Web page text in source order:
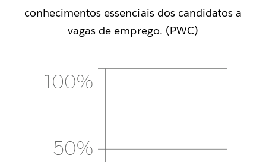
conhecimentos essenciais dos candidatos a
vagas de emprego. (PWC)